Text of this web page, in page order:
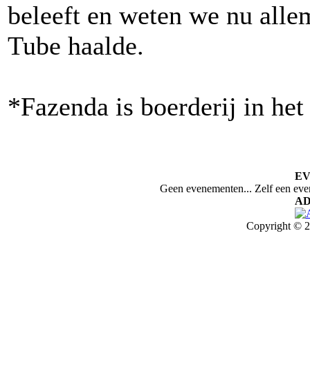
beleeft en weten we nu
Tube haalde.
*Fazenda is boerderij in het
Geen evenementen... Zelf een
Copyright ©